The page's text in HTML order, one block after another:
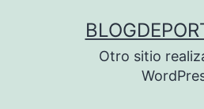
Otro sitio